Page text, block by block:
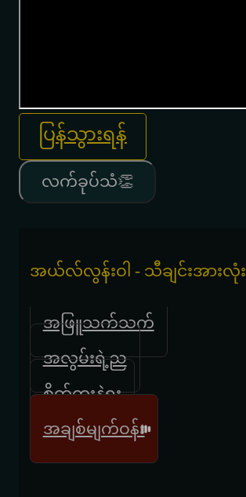
ပြန်သွားရန်
လက်ခုပ်သံ👏
အယ်လ်လွန်းဝါ - သီချင်းအားလုံး
အဖြူသက်သက်
အလွမ်းရဲ့ည
စိတ်ကူးနဲ့ရူး
အချစ်မျက်ဝန်း